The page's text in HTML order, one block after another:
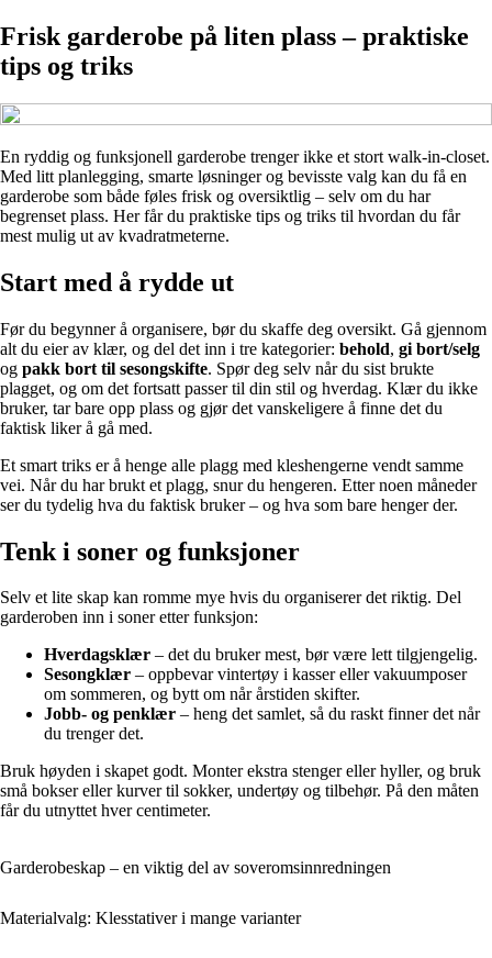
Frisk garderobe på liten plass – praktiske
tips og triks
En ryddig og funksjonell garderobe trenger ikke et stort walk-in-closet.
Med litt planlegging, smarte løsninger og bevisste valg kan du få en
garderobe som både føles frisk og oversiktlig – selv om du har
begrenset plass. Her får du praktiske tips og triks til hvordan du får
mest mulig ut av kvadratmeterne.
Start med å rydde ut
Før du begynner å organisere, bør du skaffe deg oversikt. Gå gjennom
alt du eier av klær, og del det inn i tre kategorier: behold, gi bort/selg
og pakk bort til sesongskifte. Spør deg selv når du sist brukte
plagget, og om det fortsatt passer til din stil og hverdag. Klær du ikke
bruker, tar bare opp plass og gjør det vanskeligere å finne det du
faktisk liker å gå med.
Et smart triks er å henge alle plagg med kleshengerne vendt samme
vei. Når du har brukt et plagg, snur du hengeren. Etter noen måneder
ser du tydelig hva du faktisk bruker – og hva som bare henger der.
Tenk i soner og funksjoner
Selv et lite skap kan romme mye hvis du organiserer det riktig. Del
garderoben inn i soner etter funksjon:
Hverdagsklær – det du bruker mest, bør være lett tilgjengelig.
Sesongklær – oppbevar vintertøy i kasser eller vakuumposer
om sommeren, og bytt om når årstiden skifter.
Jobb- og penklær – heng det samlet, så du raskt finner det når
du trenger det.
Bruk høyden i skapet godt. Monter ekstra stenger eller hyller, og bruk
små bokser eller kurver til sokker, undertøy og tilbehør. På den måten
får du utnyttet hver centimeter.
Garderobeskap – en viktig del av soveromsinnredningen
Materialvalg: Klesstativer i mange varianter